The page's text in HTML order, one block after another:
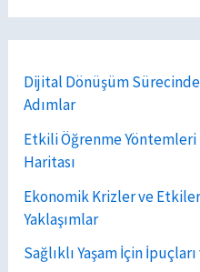
Dijital Dönüşüm
Adımlar
Etkili Öğrenme Yöntemleri
Haritası
Ekonomik Krizler ve
Yaklaşımlar
Sağlıklı Yaşam İçin